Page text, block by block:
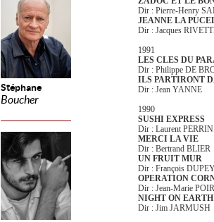
Stéphane
Boucher
Dir : Pierre-Henry
JEANNE LA
Dir : Jacques
1991
LES CLES DU
Dir : Philippe DE
ILS PARTIRONT
Dir : Jean YANNE
1990
SUSHI EXPRESS
Dir : Laurent PERRIN
MERCI LA VIE
Dir : Bertrand BLIER
UN FRUIT MUR
Dir : François
OPERATION
Dir : Jean-Marie
NIGHT ON EARTH
Dir : Jim JARMUSH